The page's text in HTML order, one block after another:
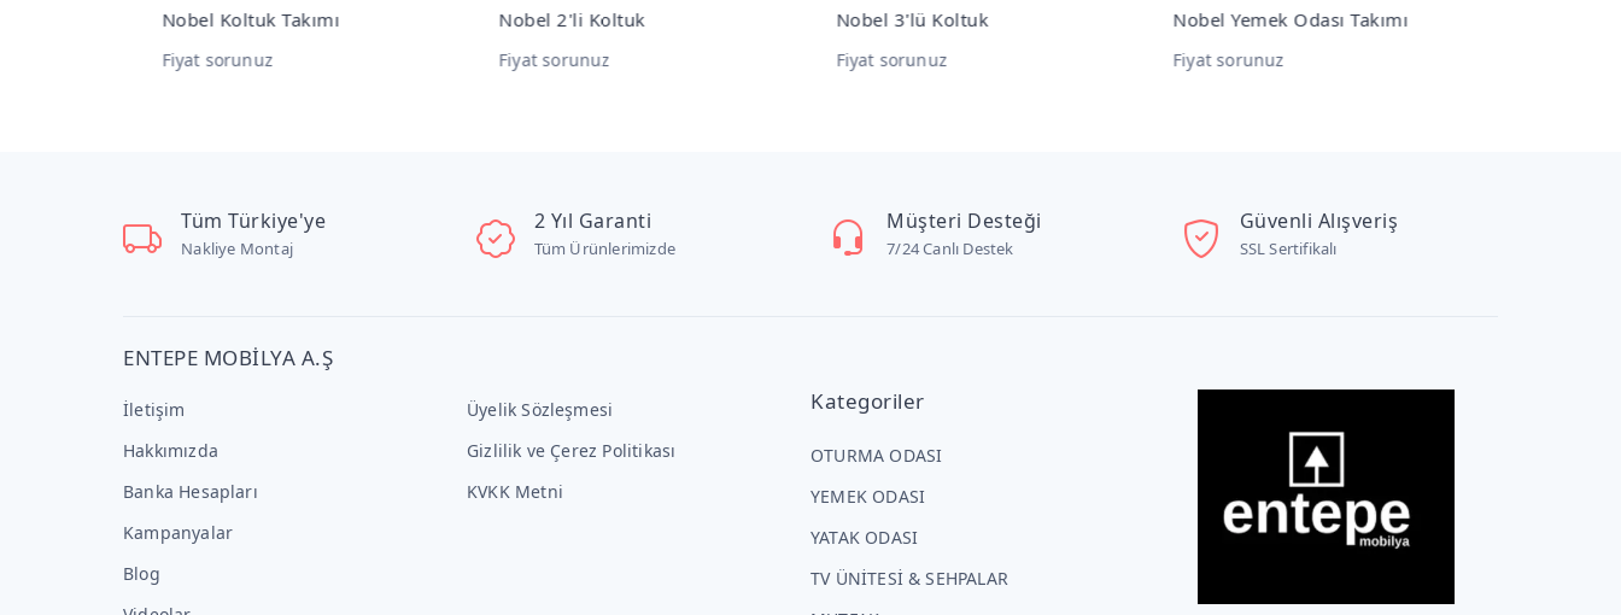
Nobel 2'li Koltuk
Fiyat sorunuz
Nobel 3'lü Koltuk
Fiyat sorunuz
Nobel Yemek Odası Takımı
Fiyat sorunuz
Nobel Konsol
Fiyat sorunuz
Tüm Türkiye'ye
Nakliye Montaj
2 Yıl Garanti
Tüm Ürünlerimizde
Müşteri Desteği
7/24 Canlı Destek
Güvenli Alışveriş
SSL Sertifikalı
ENTEPE MOBİLYA A.Ş
İletişim
Hakkımızda
Banka Hesapları
Kampanyalar
Blog
Üyelik Sözleşmesi
Gizlilik ve Çerez Politikası
KVKK Metni
Kategoriler
OTURMA ODASI
YEMEK ODASI
YATAK ODASI
TV ÜNİTESİ & SEHPALAR